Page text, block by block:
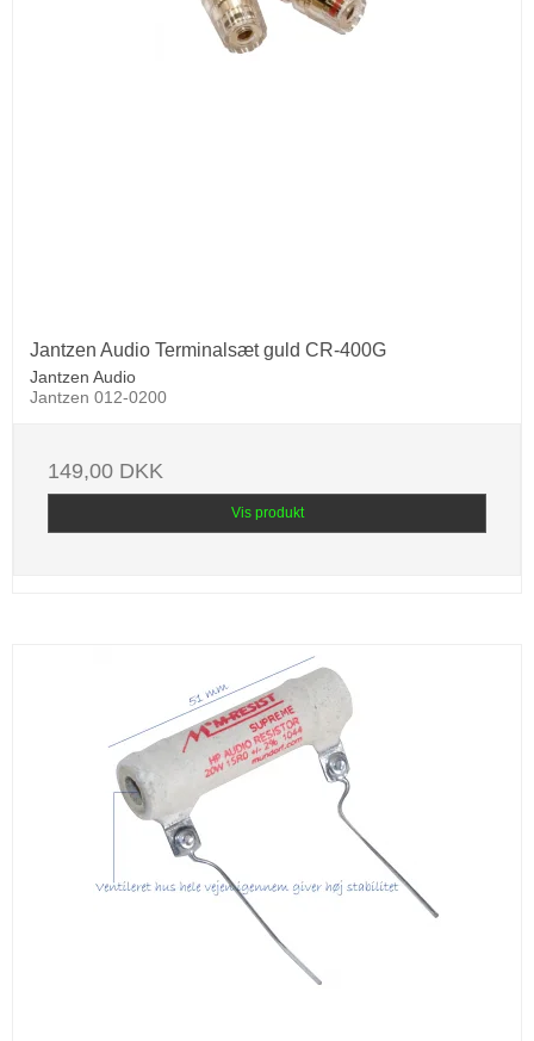
Jantzen Audio Terminalsæt guld CR-400G
Jantzen Audio
Jantzen 012-0200
149,00 DKK
Vis produkt